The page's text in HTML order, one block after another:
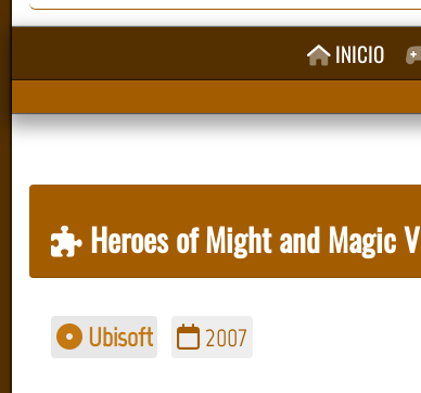
INICIO
Heroes of Might and Magic V
Ubisoft 2007